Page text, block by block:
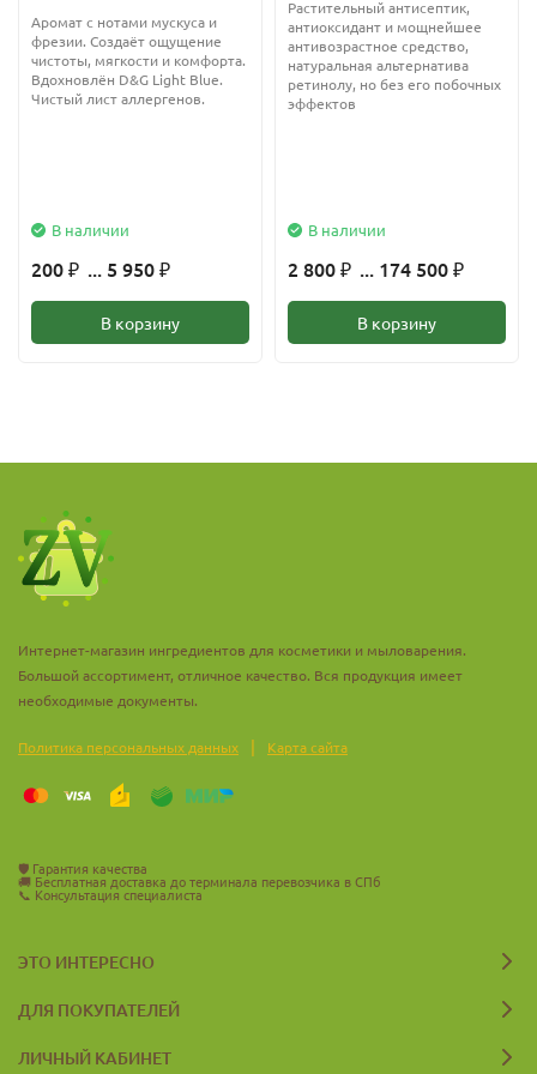
Свойства
обеспечивает мягкое, но эффективное
повышает проницаемость кожи для активных
ингредиентов
выравнивает текстуру и тон
Спикула 99% используется в составе:
масок для лица и тела
сывороток и ампул
патчей
средств для профессионального ухода
Особенно эффективна в антивозрастных, обновляющих и
Рекомендуемая дозировка
Процент ввода зависит от типа кожи, формулы и назначения
Аромат с нотами мускуса и
фрезии. Создаёт ощущение
чистоты, мягкости и комфорта.
Вдохновлён D&G Light Blue.
Чистый лист аллергенов.
В наличии
200 ₽ ... 5 950 ₽
В корзину
Растительный антисептик,
антиоксидант и мощнейшее
антивозрастное средство,
натуральная альтернатива
ретинолу, но без его побочных
эффектов
В наличии
2 800 ₽ ... 174 500 ₽
В корзину
Интернет-магазин ингредиентов для косметики и мыловарения.
Большой ассортимент, отличное качество. Вся продукция имеет
необходимые документы.
Политика персональных данных | Карта сайта
🛡️ Гарантия качества
🚚 Бесплатная доставка до терминала перевозчика в СПб
📞 Консультация специалиста
ЭТО ИНТЕРЕСНО
ДЛЯ ПОКУПАТЕЛЕЙ
ЛИЧНЫЙ КАБИНЕТ